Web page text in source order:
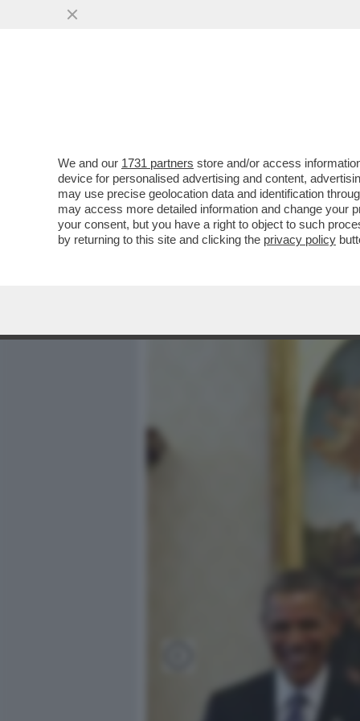
GIOCHINO “TROVA LA
DEL PAPA CON OBAMA E
VAI ALL'ARTICOLO
We and our 1731 partners store and/or access
device for personalised advertising and content,
may use precise geolocation data and identification
may access more detailed information and change your
your consent, but you have a right to object to such
by returning to this site and clicking the privacy policy